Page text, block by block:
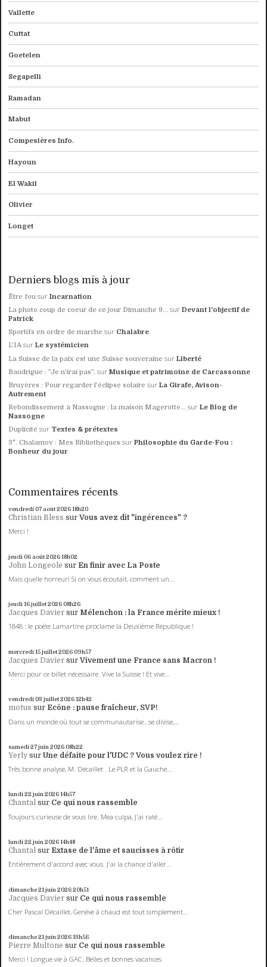
Vallette
Cuttat
Goetelen
Segapelli
Ramadan
Mabut
Compesières Info.
Hayoun
El Wakil
Olivier
Longet
Derniers blogs mis à jour
Être fou surIncarnation
La photo coup de coeur de ce jour Dimanche 9... surDevant l'objectif de
Patrick
Sportifs en ordre de marche sur Chalabre
L'IA surLe systémicien
La Suisse de la paix est une Suisse souveraine surLiberté
Baudrigue : ”Je n'irai pas”. surMusique et patrimoine de Carcassonne
Bruyères : Pour regarder l'éclipse solaire surLa Girafe, Avison-
Autrement
Rebondissement à Nassogne : la maison Magerotte... surLe Blog de
Nassogne
Duplicité sur Textes & prétextes
3°. Chalamov : Mes Bibliothèques surPhilosophie du Garde-Fou :
Bonheur du jour
Commentaires récents
vendredi 07 août 202618h20
Christian Bless surVous avez dit "ingérences" ?
Merci !
jeudi 06 août 202618h02
John Longeole sur En finir avec La Poste
Mais quelle horreur! Si on vous écoutait, comment un...
jeudi 16juillet 2026 08h26
Jacques Davier sur Mélenchon : la France mérite mieux !
1848 : le poète Lamartine proclame la Deuxième République !
mercredi 15juillet 2026 09h57
Jacques Davier surVivement une France sans Macron !
Merci pour ce billet nécessaire. Vive la Suisse ! Et vive...
vendredi 03 juillet 202612h42
motus sur Ecône : pause fraîcheur, SVP!
Dans un monde où tout se communautarise , se divise,...
samedi 27juin 2026 08h22
Yerly surUne défaite pour l'UDC ? Vous voulez rire !
Très bonne analyse, M. Décaillet . Le PLR et la Gauche...
lundi 22 juin 202614h57
Chantal sur Ce qui nous rassemble
Toujours curieuse de vous lire. Mea culpa, J'ai raté...
lundi 22 juin 202614h48
Chantal sur Extase de l'âme et saucisses à rôtir
Entièrement d'accord avec vous. J'ai la chance d'aller...
dimanche 21 juin 202620h51
Jacques Davier sur Ce qui nous rassemble
Cher Pascal Décaillet, Genève à chaud est tout simplement...
dimanche 21 juin 202613h56
Pierre Multone sur Ce qui nous rassemble
Merci ! Longue vie à GAC. Belles et bonnes vacances